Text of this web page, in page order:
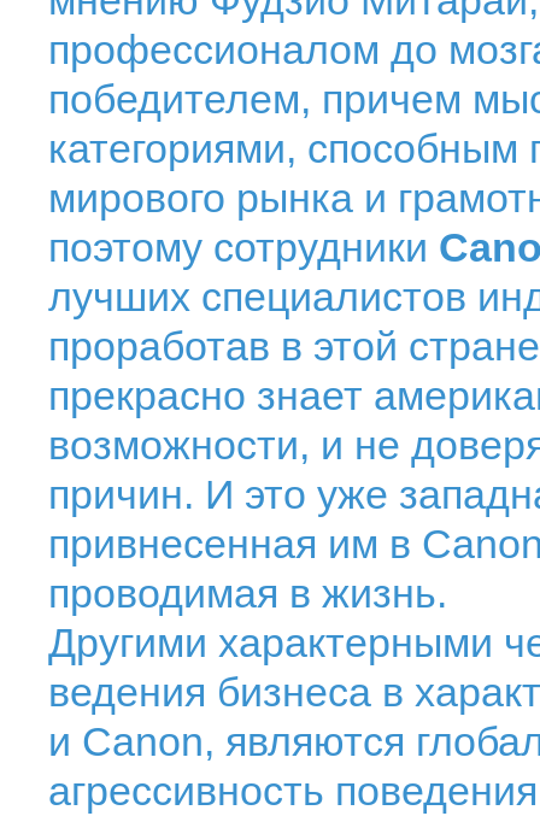
профессионалом до
победителем, причем
категориями, способным
мирового рынка и
поэтому сотрудники
лучших специалистов
проработав в этой
прекрасно знает
возможности, и не
причин. И это уже
привнесенная им в
проводимая в жизнь.
Другими характерными
ведения бизнеса в
и Canon, являются
агрессивность